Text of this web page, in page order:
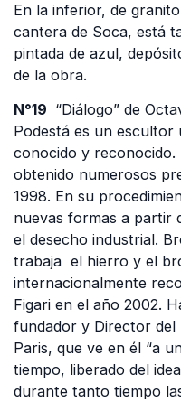
En la inferior, de
cantera de Soca, está
pintada de azul,
de la obra.
N°19 “Diálogo” de
Podestá es un escultor
conocido y
obtenido numerosos
1998. En su
nuevas formas a partir
el desecho industrial.
trabaja el hierro y el
internacionalmente
Figari en el año 2002.
fundador y Director del
Paris, que ve en él “a
tiempo, liberado del
durante tanto tiempo